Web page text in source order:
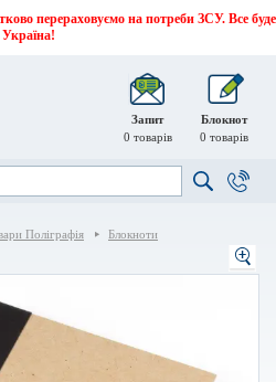
перераховуємо на потреби ЗСУ. Все буде
Україна!
Запит
0 товарів
Блокнот
0 товарів
Поліграфія
Блокноти